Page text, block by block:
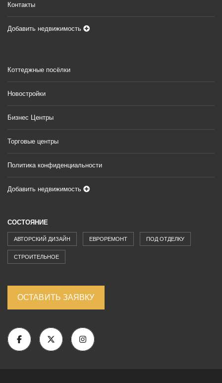
Контакты
Добавить недвижимость
Коттеджные посёлки
Новостройки
Бизнес Центры
Торговые центры
Политика конфиденциальности
Добавить недвижимость
СОСТОЯНИЕ
АВТОРСКИЙ ДИЗАЙН ЕВРОРЕМОНТ ПОД ОТДЕЛКУ
СТРОИТЕЛЬНОЕ
ОСТАВИТЬ ЗАЯВКУ